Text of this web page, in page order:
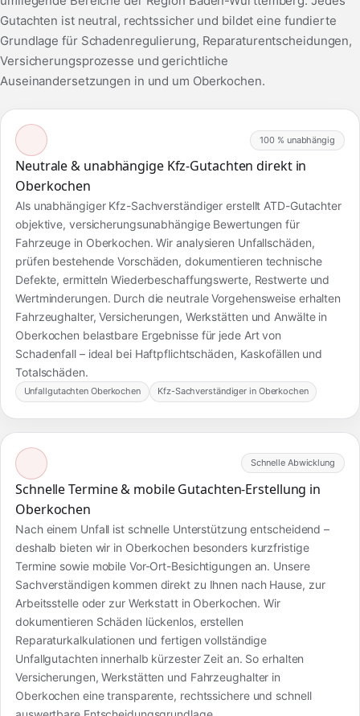
Gutachten ist neutral, rechtssicher und bildet eine fundierte
Grundlage für Schadenregulierung, Reparaturentscheidungen,
Versicherungsprozesse und gerichtliche
Auseinandersetzungen in und um Oberkochen.
100 % unabhängig
Neutrale & unabhängige Kfz-Gutachten direkt in
Oberkochen
Als unabhängiger Kfz-Sachverständiger erstellt ATD-Gutachter
objektive, versicherungsunabhängige Bewertungen für
Fahrzeuge in Oberkochen. Wir analysieren Unfallschäden,
prüfen bestehende Vorschäden, dokumentieren technische
Defekte, ermitteln Wiederbeschaffungswerte, Restwerte und
Wertminderungen. Durch die neutrale Vorgehensweise erhalten
Fahrzeughalter, Versicherungen, Werkstätten und Anwälte in
Oberkochen belastbare Ergebnisse für jede Art von
Schadenfall – ideal bei Haftpflichtschäden, Kaskofällen und
Totalschäden.
Unfallgutachten Oberkochen Kfz-Sachverständiger in Oberkochen
Schnelle Abwicklung
Schnelle Termine & mobile Gutachten-Erstellung in
Oberkochen
Nach einem Unfall ist schnelle Unterstützung entscheidend –
deshalb bieten wir in Oberkochen besonders kurzfristige
Termine sowie mobile Vor-Ort-Besichtigungen an. Unsere
Sachverständigen kommen direkt zu Ihnen nach Hause, zur
Arbeitsstelle oder zur Werkstatt in Oberkochen. Wir
dokumentieren Schäden lückenlos, erstellen
Reparaturkalkulationen und fertigen vollständige
Unfallgutachten innerhalb kürzester Zeit an. So erhalten
Versicherungen, Werkstätten und Fahrzeughalter in
Oberkochen eine transparente, rechtssichere und schnell